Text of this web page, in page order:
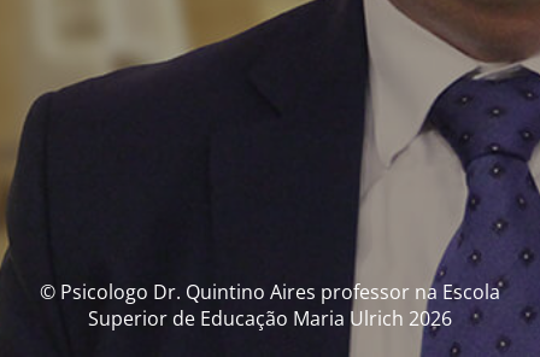
© Psicologo Dr. Quintino Aires professor na Escola
Superior de Educação Maria Ulrich 2026